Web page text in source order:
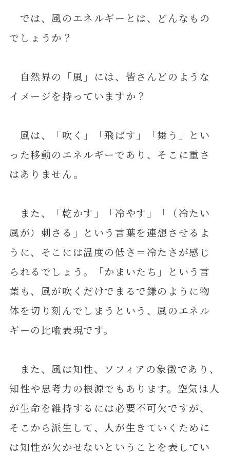
では、風のエネルギーとは、どんなもの
でしょうか？
自然界の「風」には、皆さんどのような
イメージを持っていますか？
風は、「吹く」「飛ばす」「舞う」とい
った移動のエネルギーであり、そこに重さ
はありません。
また、「乾かす」「冷やす」「（冷たい
風が）刺さる」という言葉を連想させるよ
うに、そこには温度の低さ＝冷たさが感じ
られるでしょう。「かまいたち」という言
葉も、風が吹くだけでまるで鎌のように物
体を切り刻んでしまうという、風のエネル
ギーの比喩表現です。
また、風は知性、ソフィアの象徴であり、
知性や思考力の根源でもあります。空気は人
が生命を維持するには必要不可欠ですが、
そこから派生して、人が生きていくために
は知性が欠かせないということを表してい